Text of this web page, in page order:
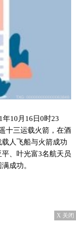
10月16日0时23
十三运载火箭，在酒
人飞船与火箭成功
、叶光富3名航天员
成功。
X 关闭